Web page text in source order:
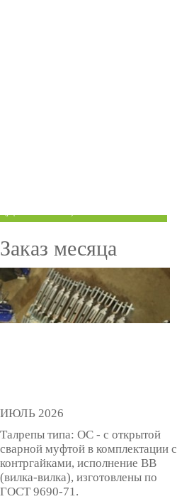
Заказ месяца
ИЮЛЬ 2026
Талрепы типа: ОС - с открытой
сварной муфтой в комплектации с
контргайками, исполнение ВВ
(вилка-вилка), изготовлены по
ГОСТ 9690-71.